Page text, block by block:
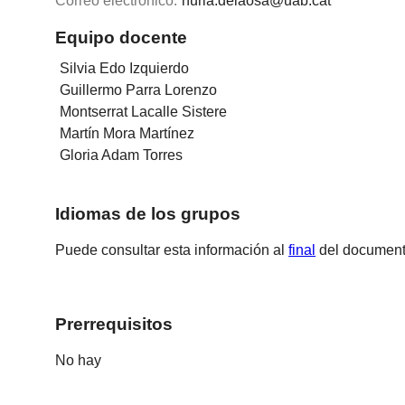
Equipo docente
Silvia Edo Izquierdo
Guillermo Parra Lorenzo
Montserrat Lacalle Sistere
Martín Mora Martínez
Gloria Adam Torres
Idiomas de los grupos
Puede consultar esta información alfinal del
Prerrequisitos
No hay